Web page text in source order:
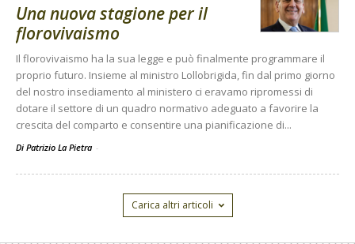
Una nuova stagione per il
florovivaismo
Il florovivaismo ha la sua legge e può finalmente programmare il
proprio futuro. Insieme al ministro Lollobrigida, fin dal primo giorno
del nostro insediamento al ministero ci eravamo ripromessi di
dotare il settore di un quadro normativo adeguato a favorire la
crescita del comparto e consentire una pianificazione di...
Di Patrizio La Pietra -
Carica altri articoli